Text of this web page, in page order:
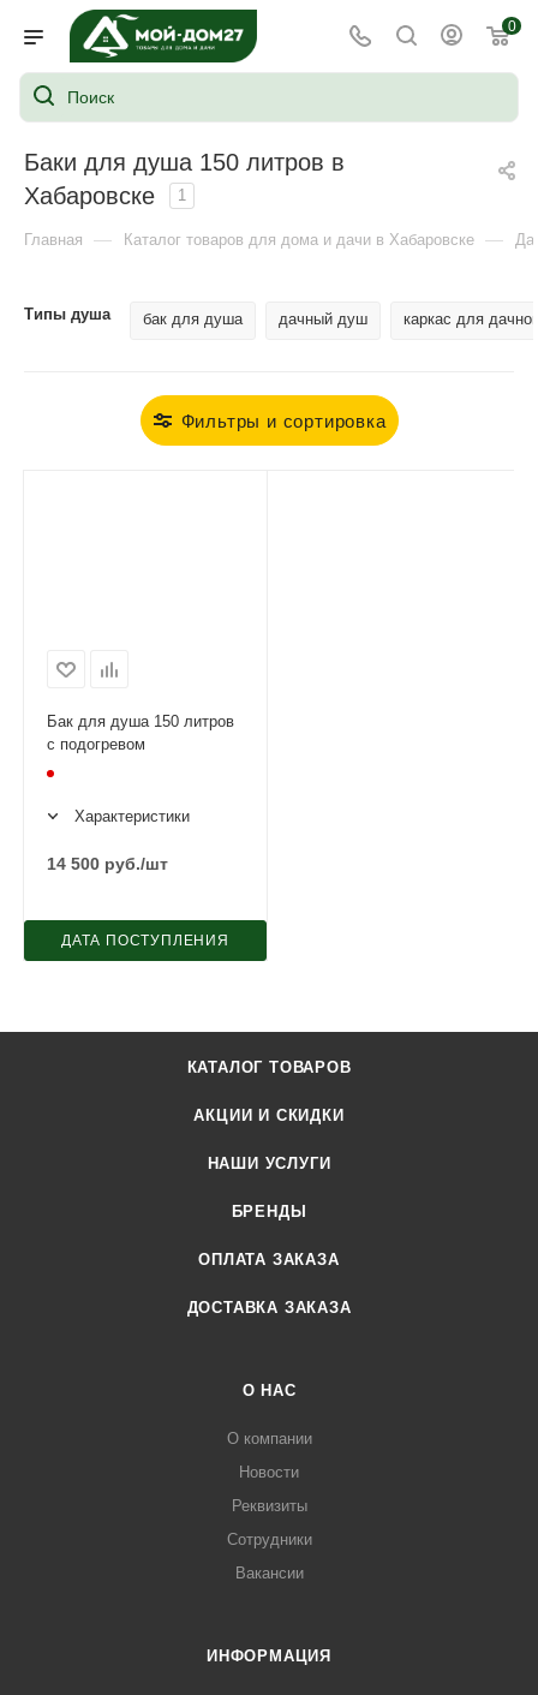
0
Баки для душа 150 литров в
Хабаровске
1
Главная — Каталог товаров для дома и дачи в Хабаровске —
Типы душа бак для душа дачный душ каркас для
Фильтры и сортировка
Бак для душа 150 литров
с подогревом
Характеристики
14 500 руб./шт
ДАТА ПОСТУПЛЕНИЯ
КАТАЛОГ ТОВАРОВ
АКЦИИ И СКИДКИ
НАШИ УСЛУГИ
БРЕНДЫ
ОПЛАТА ЗАКАЗА
ДОСТАВКА ЗАКАЗА
О НАС
О компании
Новости
Реквизиты
Сотрудники
Вакансии
ИНФОРМАЦИЯ